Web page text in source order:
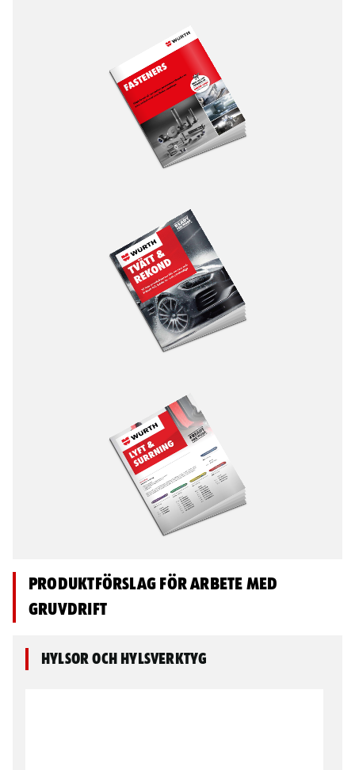
Produktförslag för arbete med
gruvdrift
Hylsor och hylsverktyg